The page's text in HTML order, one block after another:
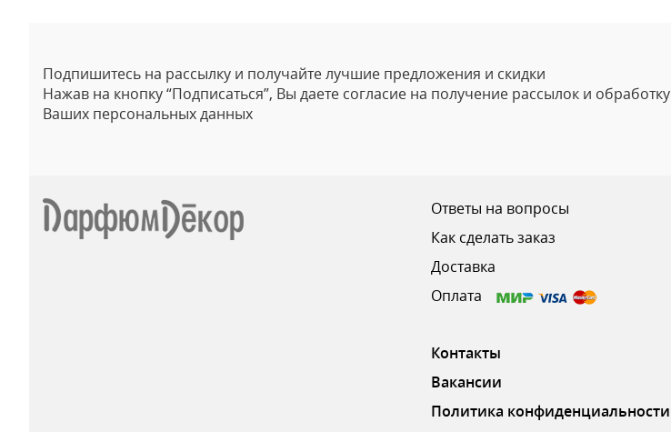
Подпишитесь на рассылку и получайте лучшие предложения и скидки
Нажав на кнопку “Подписаться”, Вы даете согласие на получение рассылок и обработку
Ваших персональных данных
Ответы на вопросы
Как сделать заказ
Доставка
Оплата
Контакты
Вакансии
Политика конфиденциальности